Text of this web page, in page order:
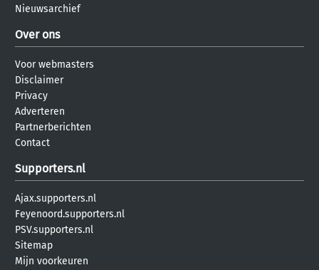
Nieuwsarchief
Over ons
Voor webmasters
Disclaimer
Privacy
Adverteren
Partnerberichten
Contact
Supporters.nl
Ajax.supporters.nl
Feyenoord.supporters.nl
PSV.supporters.nl
Sitemap
Mijn voorkeuren